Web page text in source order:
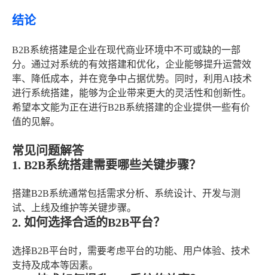
结论
B2B系统搭建是企业在现代商业环境中不可或缺的一部
分。通过对系统的有效搭建和优化，企业能够提升运营效
率、降低成本，并在竞争中占据优势。同时，利用AI技术
进行系统搭建，能够为企业带来更大的灵活性和创新性。
希望本文能为正在进行B2B系统搭建的企业提供一些有价
值的见解。
常见问题解答
1. B2B系统搭建需要哪些关键步骤？
搭建B2B系统通常包括需求分析、系统设计、开发与测
试、上线及维护等关键步骤。
2. 如何选择合适的B2B平台？
选择B2B平台时，需要考虑平台的功能、用户体验、技术
支持及成本等因素。